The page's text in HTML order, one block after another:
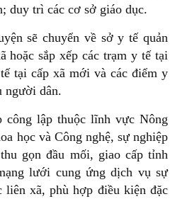
duy trì các cơ sở giáo dục.
sẽ chuyển về sở y tế quản
hoặc sắp xếp các trạm y tế tại
tại cấp xã mới và các điểm y
người dân.
lập thuộc lĩnh vực Nông
học và Công nghệ, sự nghiệp
gọn đầu mối, giao cấp tỉnh
lưới cung ứng dịch vụ sự
liên xã, phù hợp điều kiện đặc